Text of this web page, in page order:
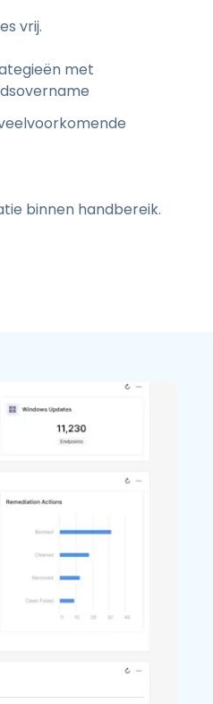
vrij.
met
binnen handbereik.